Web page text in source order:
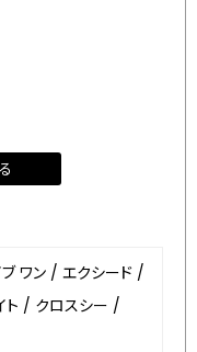
ワン / エクシード /
ト / クロスシー /